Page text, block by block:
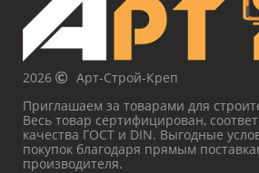
2026
Арт-Строй-Креп
Приглашаем за товарами для
Весь товар сертифицирован,
качества ГОСТ и DIN. Выгодные
покупок благодаря прямым
производителя.